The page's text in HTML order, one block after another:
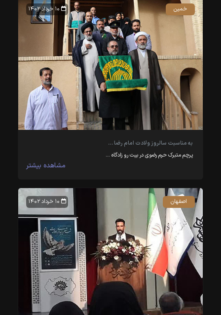
به مناسبت سالروز ولادت امام رضا …
پرچم متبرک حرم رضوی در بیت رو زادگاه …
مشاهده بیشتر
خمین
اصفهان